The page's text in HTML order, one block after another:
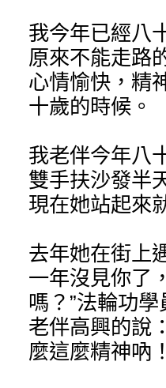
我今年已經八
原來不能走路
心情愉快，精
十歲的時候。
我老伴今年八
雙手扶沙發半
現在她站起來
去年她在街上
一年沒見你了
嗎？”法輪功
老伴高興的說
麼這麼精神吶